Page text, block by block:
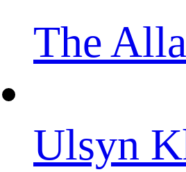
The
Ulsyn